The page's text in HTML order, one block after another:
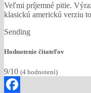
Veľmi príjemné pitie.
klasickú americkú verziu
Sending
Hodnotenie čitateľov
9/10 (4 hodnotení)